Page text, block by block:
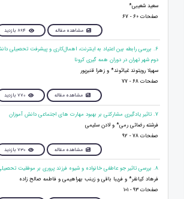
سعید شعیبی*
صفحات 60 - 67
مشاهده مقاله 894 بازدید
6. بررسی رابطه بین اعتیاد به اینترنت، اهمال‌کاری و پیشرفت تحصیلی
دوم شهر تهران در دوران همه گیری کرونا
سهیلا رویتوند غیاثوند* و زهرا قنبرپور
صفحات 68 - 77
مشاهده مقاله 770 بازدید
7. تاثير يادگيرى مشاركتى بر بهبود مهارت هاى اجتماعى دانش آموزان
فرشته رضائی رمی* و لادن سلیمی
صفحات 78 - 92
مشاهده مقاله 730 بازدید
8. بررسی تاثیر جو عاطفی خانواده و شیوه فرزند پروری بر موفقیت تحصیلی نوجوانان
فرهاد کیانفر* و فریبا باقی و زینب بهراهیمی و فاطمه صالح زاده
صفحات 93 - 101